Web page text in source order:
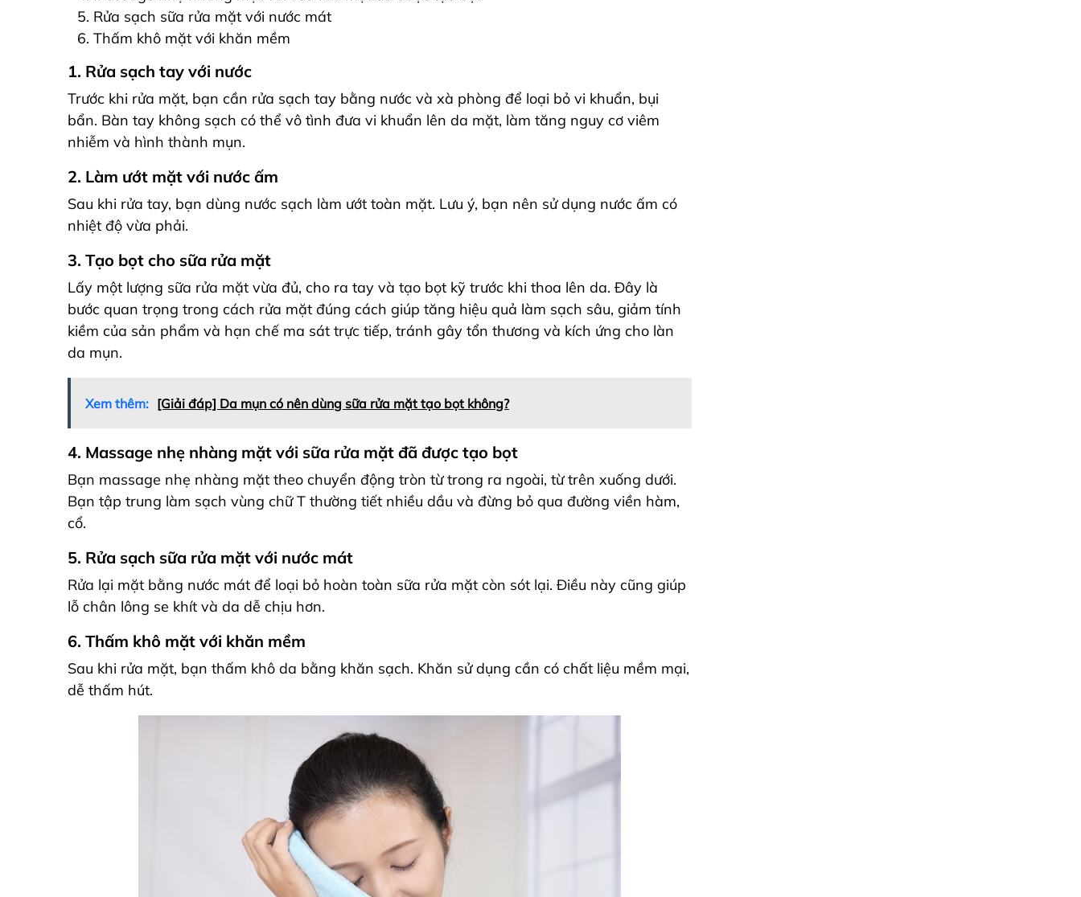
Rửa sạch sữa rửa mặt với nước mát
Thấm khô mặt với khăn mềm
1. Rửa sạch tay với nước
Trước khi rửa mặt, bạn cần rửa sạch tay bằng nước và xà phòng để loại bỏ vi khuẩn, bụi
bẩn. Bàn tay không sạch có thể vô tình đưa vi khuẩn lên da mặt, làm tăng nguy cơ viêm
nhiễm và hình thành mụn.
2. Làm ướt mặt với nước ấm
Sau khi rửa tay, bạn dùng nước sạch làm ướt toàn mặt. Lưu ý, bạn nên sử dụng nước ấm có
nhiệt độ vừa phải.
3. Tạo bọt cho sữa rửa mặt
Lấy một lượng sữa rửa mặt vừa đủ, cho ra tay và tạo bọt kỹ trước khi thoa lên da. Đây là
bước quan trọng trong cách rửa mặt đúng cách giúp tăng hiệu quả làm sạch sâu, giảm tính
kiềm của sản phẩm và hạn chế ma sát trực tiếp, tránh gây tổn thương và kích ứng cho làn
da mụn.
Xem thêm: [Giải đáp] Da mụn có nên dùng sữa rửa mặt tạo bọt không?
4. Massage nhẹ nhàng mặt với sữa rửa mặt đã được tạo bọt
Bạn massage nhẹ nhàng mặt theo chuyển động tròn từ trong ra ngoài, từ trên xuống dưới.
Bạn tập trung làm sạch vùng chữ T thường tiết nhiều dầu và đừng bỏ qua đường viền hàm,
cổ.
5. Rửa sạch sữa rửa mặt với nước mát
Rửa lại mặt bằng nước mát để loại bỏ hoàn toàn sữa rửa mặt còn sót lại. Điều này cũng giúp
lỗ chân lông se khít và da dễ chịu hơn.
6. Thấm khô mặt với khăn mềm
Sau khi rửa mặt, bạn thấm khô da bằng khăn sạch. Khăn sử dụng cần có chất liệu mềm mại,
dễ thấm hút.